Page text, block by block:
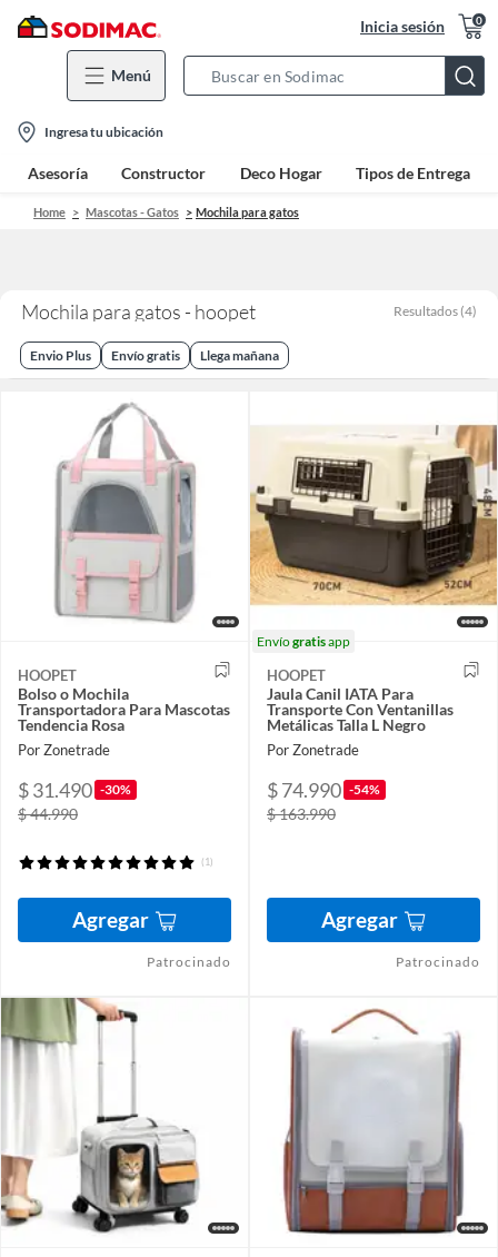
Inicia sesión 0
Menú
Bar
location-
icon
Ingresa tu ubicación
Asesoría Constructor Deco Hogar Tipos de Entrega
Home Mascotas - Gatos Mochila para gatos
Mochila para gatos - hoopet Resultados (4)
Envio Plus Envío gratis Llega mañana
HOOPET
Bolso o Mochila
Transportadora Para Mascotas
Tendencia Rosa
Por Zonetrade
$ 31.490 -30%
$ 44.990
(1)
Agregar
Patrocinado
Envíogratisapp
HOOPET
Jaula Canil IATA Para
Transporte Con Ventanillas
Metálicas Talla L Negro
Por Zonetrade
$ 74.990 -54%
$ 163.990
Agregar
Patrocinado